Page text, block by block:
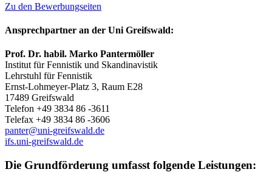
Zu den Bewerbungseiten
Ansprechpartner an der Uni Greifswald:
Prof. Dr. habil. Marko Pantermöller
Institut für Fennistik und Skandinavistik
Lehrstuhl für Fennistik
Ernst-Lohmeyer-Platz 3, Raum E28
17489 Greifswald
Telefon +49 3834 86 -3611
Telefax +49 3834 86 -3606
panter@uni-greifswald.de
ifs.uni-greifswald.de
Die Grundförderung umfasst folgende Leistungen: